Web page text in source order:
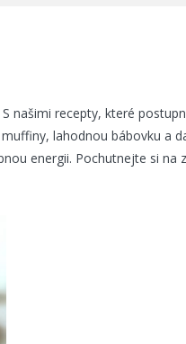
našimi recepty, které
lahodnou bábovku a
energii. Pochutnejte si na